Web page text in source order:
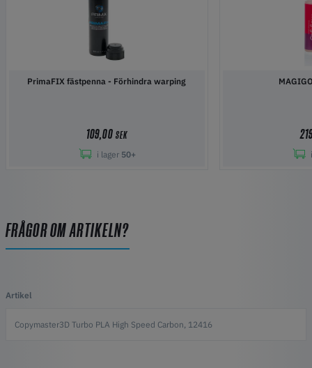
PrimaFIX fästpenna - Förhindra warping
109,00SEK
i lager 50+
FRÅGOR OM ARTIKELN?
Artikel